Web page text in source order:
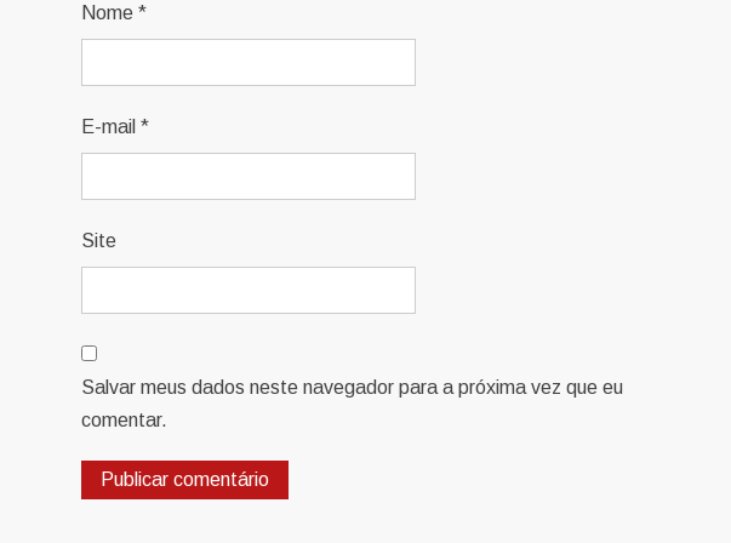
Nome*
E-mail*
Site
Salvar meus dados neste navegador para a próxima vez que eu
comentar.